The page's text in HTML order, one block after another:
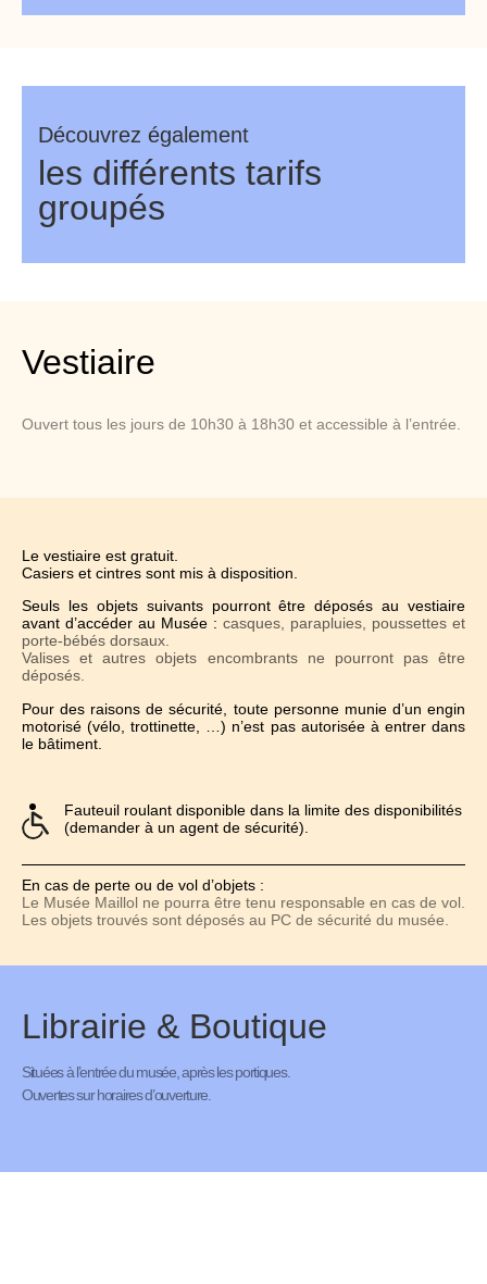
Découvrez également
les différents tarifs
groupés
Vestiaire
Ouvert tous les jours de 10h30 à 18h30 et accessible à l’entrée.
Le vestiaire est gratuit.
Casiers et cintres sont mis à disposition.
Seuls les objets suivants pourront être déposés au vestiaire
avant d’accéder au Musée : casques, parapluies, poussettes et
porte-bébés dorsaux.
Valises et autres objets encombrants ne pourront pas être
déposés.
Pour des raisons de sécurité, toute personne munie d’un engin
motorisé (vélo, trottinette, …) n’est pas autorisée à entrer dans
le bâtiment.
Fauteuil roulant disponible dans la limite des disponibilités
(demander à un agent de sécurité).
En cas de perte ou de vol d’objets :
Le Musée Maillol ne pourra être tenu responsable en cas de vol.
Les objets trouvés sont déposés au PC de sécurité du musée.
Librairie & Boutique
Situées à l’entrée du musée, après les portiques.
Ouvertes sur horaires d’ouverture.